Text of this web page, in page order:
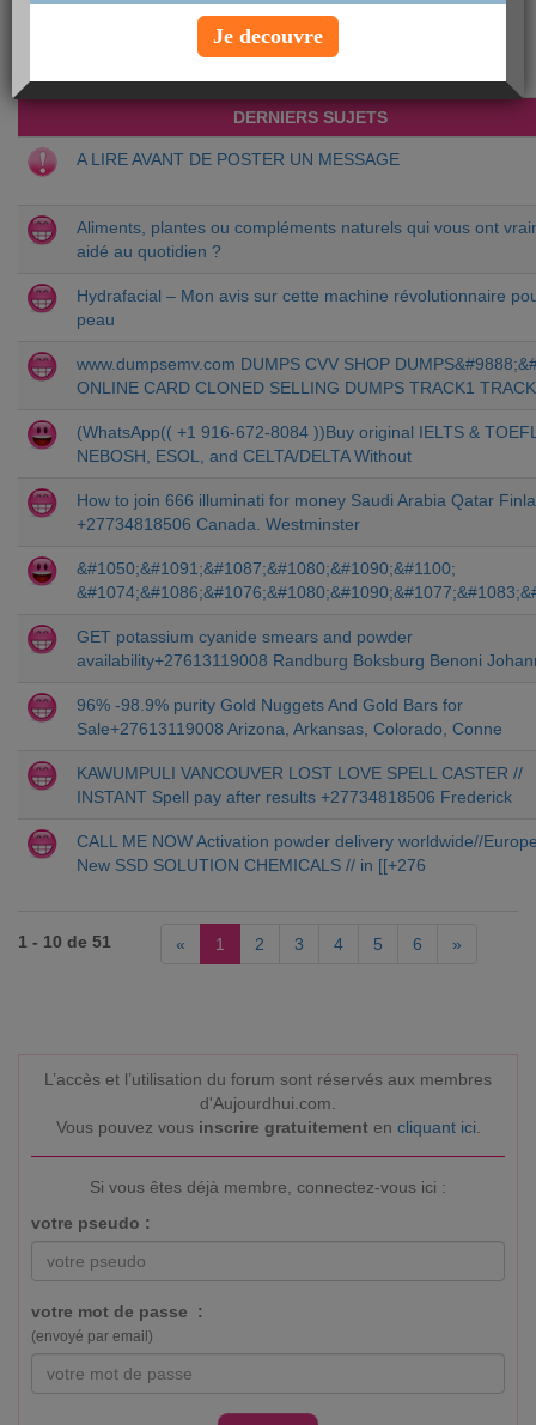
Chercher un sujet particulier :
DERNIERS SUJETS
A LIRE AVANT DE POSTER UN MESSAGE
Aliments, plantes ou compléments naturels qui vous ont
aidé au quotidien ?
Hydrafacial – Mon avis sur cette machine révolutionnaire
peau
www.dumpsemv.com DUMPS CVV SHOP
ONLINE CARD CLONED SELLING DUMPS TRACK1
(WhatsApp(( +1 916-672-8084 ))Buy original IELTS &
NEBOSH, ESOL, and CELTA/DELTA Without
How to join 666 illuminati for money Saudi Arabia Qatar
+27734818506 Canada. Westminster
&#1050;&#1091;&#1087;&#1080;&#1090;&#1100;
GET potassium cyanide smears and powder
availability+27613119008 Randburg Boksburg Benoni
96% -98.9% purity Gold Nuggets And Gold Bars for
Sale+27613119008 Arizona, Arkansas, Colorado, Conne
KAWUMPULI VANCOUVER LOST LOVE SPELL CASTER //
INSTANT Spell pay after results +27734818506 Frederick
CALL ME NOW Activation powder delivery worldwide//
New SSD SOLUTION CHEMICALS // in [[+276
1 - 10 de 51 « 1 2 3 4 5 6 »
L’accès et l’utilisation du forum sont réservés aux membres
d'Aujourdhui.com.
Vous pouvez vous inscrire gratuitementen cliquant ici
Si vous êtes déjà membre, connectez-vous ici :
votre pseudo :
votre mot de passe :
(envoyé par email)
Je decouvre